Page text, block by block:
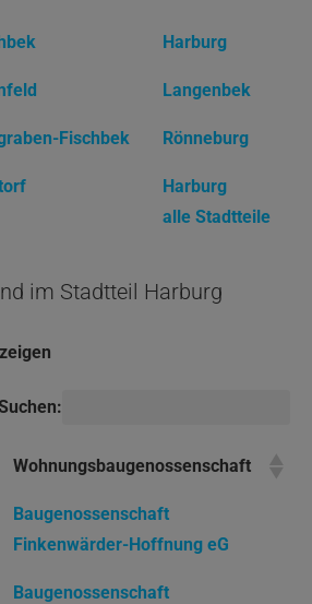
Harburg
Langenbek
Fischbek Rönneburg
Harburg
alle Stadtteile
im Stadtteil Harburg
Wohnungsbaugenossenschaft
Baugenossenschaft
Finkenwärder-Hoffnung eG
Baugenossenschaft